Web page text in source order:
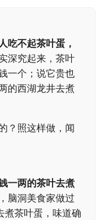
吃不起茶叶蛋，
深究起来，茶叶
一个；说它贵也
的西湖龙井去煮
一两的茶叶去煮
脑洞美食家做过
煮茶叶蛋，味道确